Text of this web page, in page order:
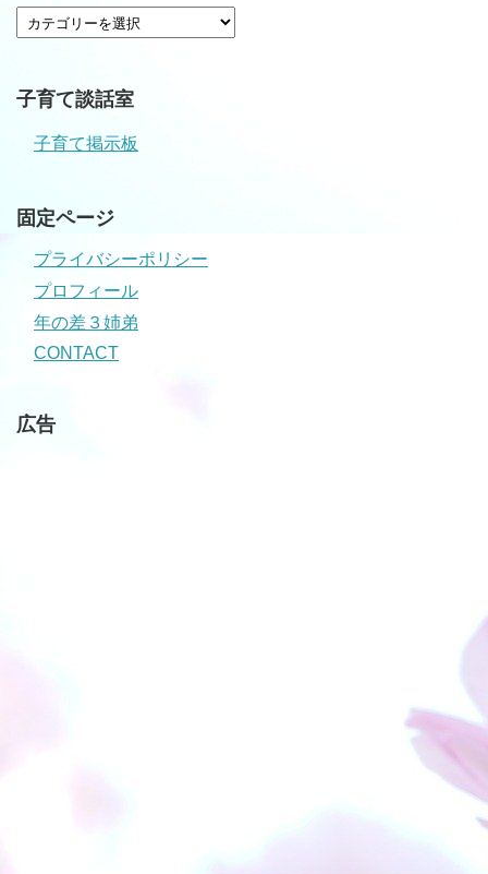
子育て談話室
子育て掲示板
固定ページ
プライバシーポリシー
プロフィール
年の差３姉弟
CONTACT
広告